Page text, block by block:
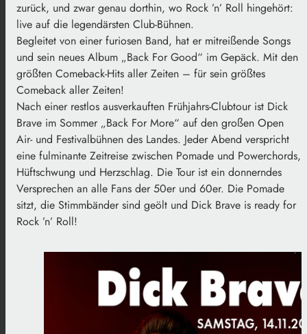
zurück, und zwar genau dorthin, wo Rock ’n’ Roll hingehört:
live auf die legendärsten Club-Bühnen.
Begleitet von einer furiosen Band, hat er mitreißende Songs
und sein neues Album „Back For Good“ im Gepäck. Mit den
größten Comeback-Hits aller Zeiten – für sein größtes
Comeback aller Zeiten!
Nach einer restlos ausverkauften Frühjahrs-Clubtour ist Dick
Brave im Sommer „Back For More“ auf den großen Open
Air- und Festivalbühnen des Landes. Jeder Abend verspricht
eine fulminante Zeitreise zwischen Pomade und Powerchords,
Hüftschwung und Herzschlag. Die Tour ist ein donnerndes
Versprechen an alle Fans der 50er und 60er. Die Pomade
sitzt, die Stimmbänder sind geölt und Dick Brave is ready for
Rock ’n’ Roll!
.